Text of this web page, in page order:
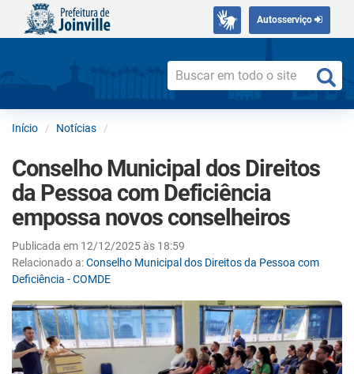
Autosserviço
Início Notícias
Conselho Municipal dos Direitos
da Pessoa com Deficiência
empossa novos conselheiros
Publicada em 12/12/2025 às 18:59
Relacionado a:Conselho Municipal dos Direitos da Pessoa com
Deficiência - COMDE